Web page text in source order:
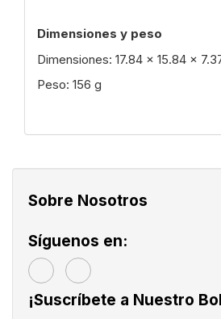
Dimensiones y peso
Dimensiones: 17.84 x 15.84 x
Peso: 156 g
Sobre Nosotros
Síguenos en:
¡Suscríbete a Nuestro